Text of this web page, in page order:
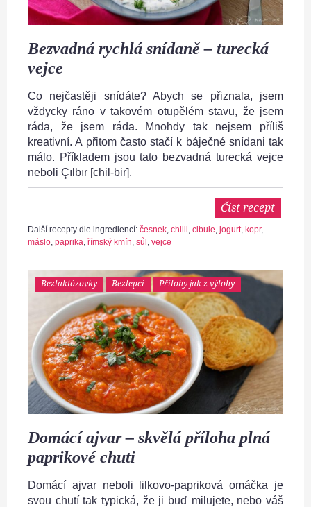
Bezvadná rychlá snídaně – turecká
vejce
Co nejčastěji snídáte? Abych se přiznala, jsem
vždycky ráno v takovém otupělém stavu, že jsem
ráda, že jsem ráda. Mnohdy tak nejsem příliš
kreativní. A přitom často stačí k báječné snídani tak
málo. Příkladem jsou tato bezvadná turecká vejce
neboli Çılbır [chil-bir].
Číst recept
Další recepty dle ingrediencí: česnek, chilli, cibule, jogurt, kopr,
máslo, paprika, římský kmín, sůl , vejce
Bezlaktózovky Bezlepci Přílohy jak z výlohy
Domácí ajvar – skvělá příloha plná
paprikové chuti
Domácí ajvar neboli lilkovo-papriková omáčka je
svou chutí tak typická, že ji buď milujete, nebo váš